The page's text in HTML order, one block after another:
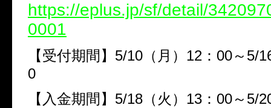
https://eplus.jp/sf/detail/
0001
【受付期間】5/10（月）12：00～5/
0
【入金期間】5/18（火）13：00～5/